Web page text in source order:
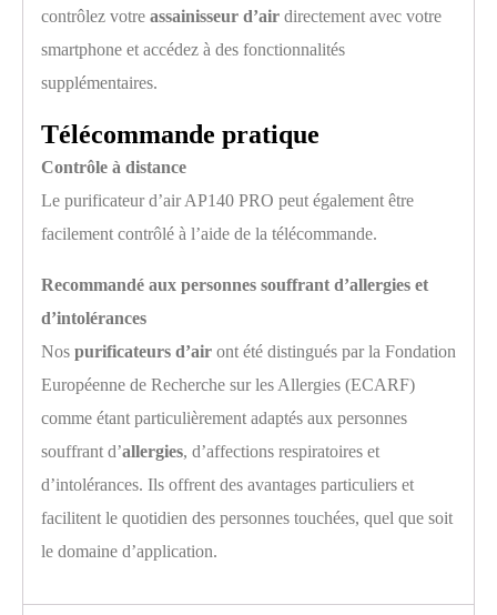
contrôlez votre assainisseur d’air directement avec votre
smartphone et accédez à des fonctionnalités
supplémentaires.
Télécommande pratique
Contrôle à distance
Le purificateur d’air AP140 PRO peut également être
facilement contrôlé à l’aide de la télécommande.
Recommandé aux personnes souffrant d’allergies et
d’intolérances
Nos purificateurs d’air ont été distingués par la Fondation
Européenne de Recherche sur les Allergies (ECARF)
comme étant particulièrement adaptés aux personnes
souffrant d’allergies, d’affections respiratoires et
d’intolérances. Ils offrent des avantages particuliers et
facilitent le quotidien des personnes touchées, quel que soit
le domaine d’application.